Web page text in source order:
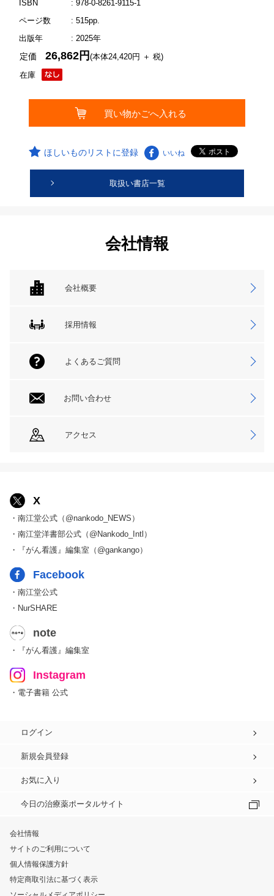
ISBN
: 978-0-8261-9115-1
ページ数
: 515pp.
出版年
: 2025年
在庫
定価26,862円(本体24,420円 ＋ 税)
ほしいものリストに登録 いいね
取扱い書店一覧
会社情報
会社概要
採用情報
よくあるご質問
お問い合わせ
アクセス
X
・南江堂公式（@nankodo_NEWS）
・南江堂洋書部公式（@Nankodo_Intl）
・『がん看護』編集室（@gankango）
Facebook
・南江堂公式
・NurSHARE
note
・『がん看護』編集室
Instagram
・電子書籍 公式
ログイン
新規会員登録
お気に入り
今日の治療薬ポータルサイト
会社情報
サイトのご利用について
個人情報保護方針
特定商取引法に基づく表示